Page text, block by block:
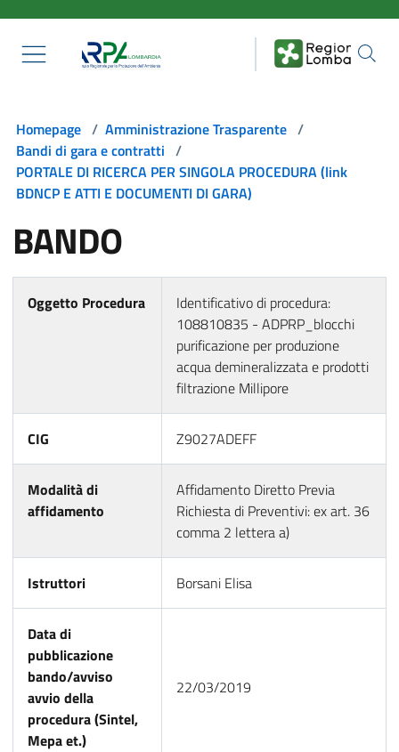
Homepage / Amministrazione Trasparente /
Bandi di gara e contratti /
PORTALE DI RICERCA PER SINGOLA PROCEDURA (link
BDNCP E ATTI E DOCUMENTI DI GARA)
BANDO
Oggetto Procedura
Identificativo di procedura:
108810835 - ADPRP_blocchi
purificazione per produzione
acqua demineralizzata e prodotti
filtrazione Millipore
CIG Z9027ADEFF
Modalità di
affidamento
Affidamento Diretto Previa
Richiesta di Preventivi: ex art. 36
comma 2 lettera a)
Istruttori Borsani Elisa
Data di
pubblicazione
bando/avviso
avvio della
procedura (Sintel,
Mepa et.)
22/03/2019